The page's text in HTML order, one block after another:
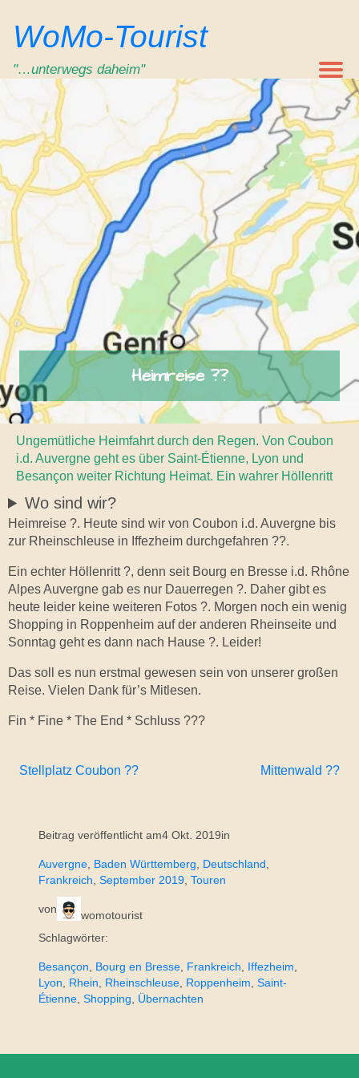
Inhalt
springen
WoMo-Tourist
"…unterwegs daheim"
Heimreise ??
Ungemütliche Heimfahrt durch den Regen. Von Coubon
i.d. Auvergne geht es über Saint-Étienne, Lyon und
Besançon weiter Richtung Heimat. Ein wahrer Höllenritt
Wo sind wir?
Heimreise ?. Heute sind wir von Coubon i.d. Auvergne bis
zur Rheinschleuse in Iffezheim durchgefahren ??.
Ein echter Höllenritt ?, denn seit Bourg en Bresse i.d. Rhône
Alpes Auvergne gab es nur Dauerregen ?. Daher gibt es
heute leider keine weiteren Fotos ?. Morgen noch ein wenig
Shopping in Roppenheim auf der anderen Rheinseite und
Sonntag geht es dann nach Hause ?. Leider!
Das soll es nun erstmal gewesen sein von unserer großen
Reise. Vielen Dank für’s Mitlesen.
Fin * Fine * The End * Schluss ???
Stellplatz Coubon ?? Mittenwald ??
Beitrag veröffentlicht am4 Okt. 2019in
Auvergne Baden Württemberg Deutschland
Frankreich September 2019 Touren
von
womotourist
Schlagwörter:
Besançon Bourg en Bresse Frankreich Iffezheim
Lyon
Rhein Rheinschleuse Roppenheim Saint-
Étienne Shopping Übernachten